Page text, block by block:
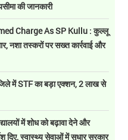
की जानकारी
Charge As SP Kullu : कुल्लू
नशा तस्करों पर सख्त कार्रवाई और
में STF का बड़ा एक्शन, 2 लाख से
में शोध को बढ़ावा देने और
दिए, स्वास्थ्य सेवाओं में सुधार सरकार